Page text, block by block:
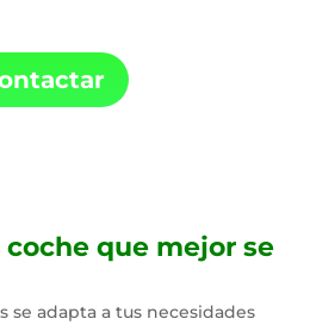
que mejor se
se adapta a tus necesidades